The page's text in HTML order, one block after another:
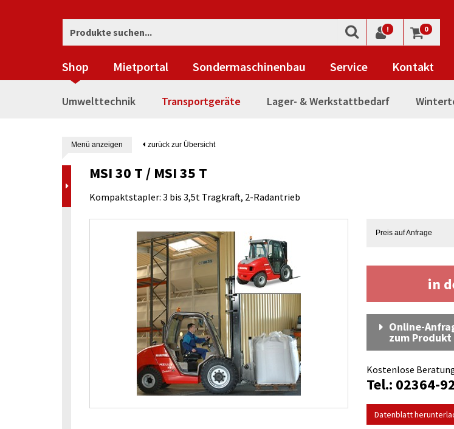
! 0
Shop Mietportal Sondermaschinenbau Service Kontakt
Umwelttechnik Transportgeräte Lager- & Werkstattbedarf
Menü anzeigen zurück zur Übersicht
MSI 30 T / MSI 35 T
Kompaktstapler: 3 bis 3,5t Tragkraft, 2-Radantrieb
Preis auf Anfrage
in
Online-
zum Produkt
Kostenlose
Tel.: 02364-
Datenblatt